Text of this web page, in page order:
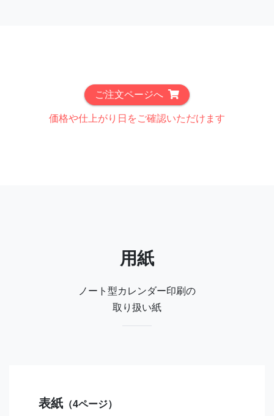
ご注文ページへ
価格や仕上がり日をご確認いただけます
用紙
ノート型カレンダー印刷の
取り扱い紙
表紙 （4ページ）